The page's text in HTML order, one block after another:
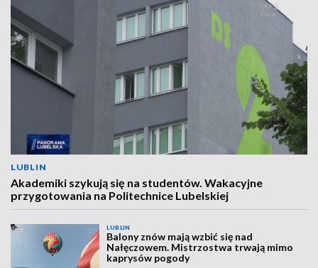
LUBLIN
Akademiki szykują się na studentów. Wakacyjne
przygotowania na Politechnice Lubelskiej
LUBLIN
Balony znów mają wzbić się nad
Nałęczowem. Mistrzostwa trwają mimo
kaprysów pogody